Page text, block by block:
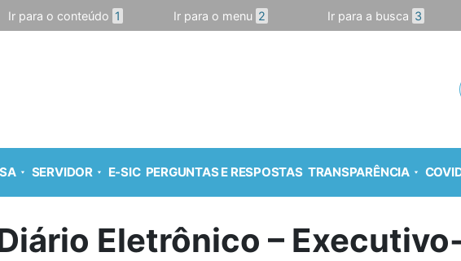
Ir para o conteúdo 1 Ir para o menu 2 Ir para a busca 3
SERVIDOR E-SIC PERGUNTAS E RESPOSTAS TRANSPARÊNCIA
Eletrônico –